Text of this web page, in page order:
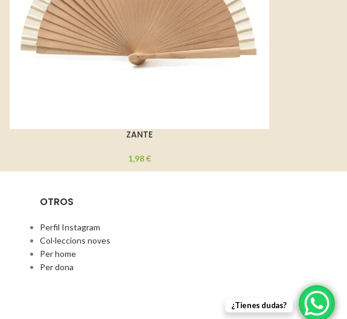
ZANTE
1,98€
OTROS
Perfil Instagram
Col·leccions noves
Per home
Per dona
¿Tienes dudas?